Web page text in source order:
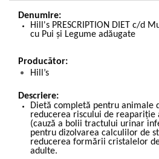
Denumire:
Hill's PRESCRIPTION DIET c/d
cu Pui și Legume adăugate
Producător:
Hill’s
Descriere:
Dietă completă pentru animale
reducerea riscului de
(cauză a bolii tractului urinar
pentru dizolvarea calculilor de
reducerea formării cristalelor
adulte.